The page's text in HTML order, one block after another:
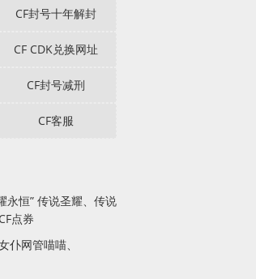
CF封号十年解封
CF CDK兑换网址
CF封号减刑
CF客服
永恒” 传说圣耀、传说
点券
仆网管喵喵、